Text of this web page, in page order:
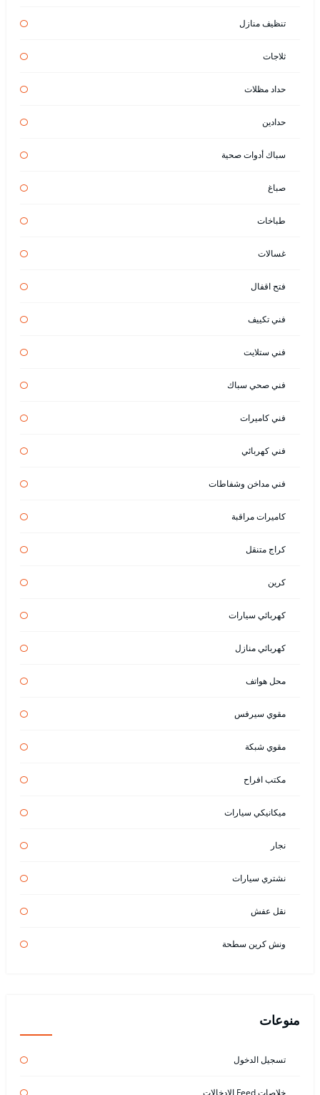
تنظيف منازل
ثلاجات
حداد مظلات
حدادين
سباك أدوات صحية
صباغ
طباخات
غسالات
فتح اقفال
فني تكييف
فني ستلايت
فني صحي سباك
فني كاميرات
فني كهربائي
فني مداخن وشفاطات
كاميرات مراقبة
كراج متنقل
كرين
كهربائي سيارات
كهربائي منازل
محل هواتف
مقوي سيرفس
مقوي شبكة
مكتب افراح
ميكانيكي سيارات
نجار
نشتري سيارات
نقل عفش
ونش كرين سطحة
منوعات
تسجيل الدخول
خلاصات Feed الإدخالات